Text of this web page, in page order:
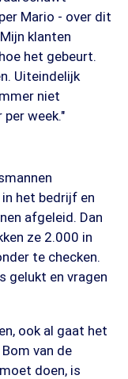
Mario - over dit
klanten
het gebeurt.
Uiteindelijk
niet
per week."
het bedrijf en
afgeleid. Dan
ze 2.000 in
te checken.
gelukt en vragen
ook al gaat het
van de
doen, is